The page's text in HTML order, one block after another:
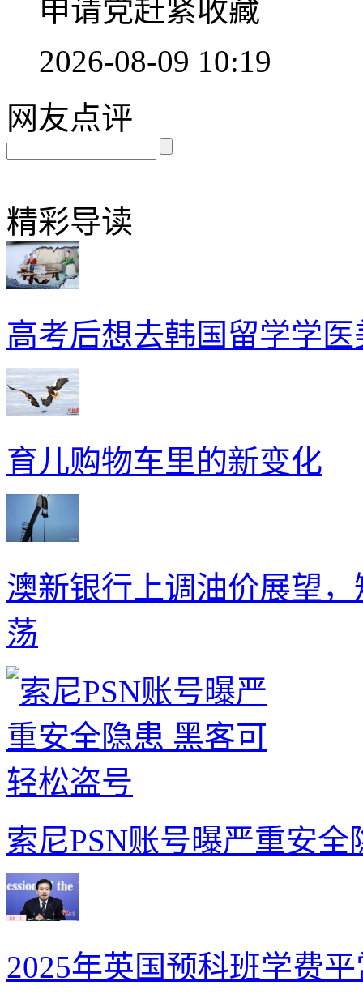
申请党赶紧收藏
2026-08-09 10:19
网友点评
精彩导读
高考后想去韩国留学学
育儿购物车里的新变化
澳新银行上调油价展望
荡
索尼PSN账号曝严重安
2025年英国预科班学费